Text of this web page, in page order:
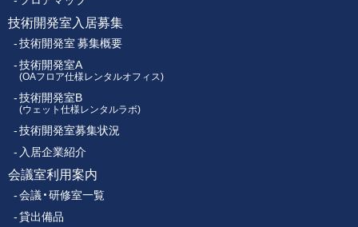
タ
ー
メ
ニ
ュ
ー
技術開発室入居募集
技術開発室 募集概要
技術開発室A
(OAフロア仕様レンタルオフィス)
技術開発室B
(ウェット仕様レンタルラボ)
技術開発室募集状況
入居企業紹介
会議室利用案内
会議・研修室一覧
貸出備品